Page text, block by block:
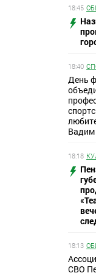
18:45
18:40
День
Вадим
18:18
18:13
СВО